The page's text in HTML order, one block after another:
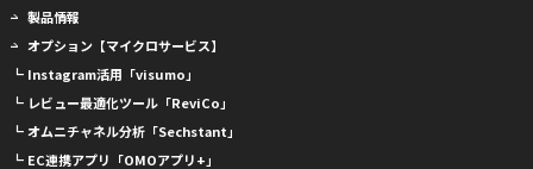
製品情報
オプション【マイクロサービス】
┗ Instagram活用「visumo」
┗ レビュー最適化ツール「ReviCo」
┗ オムニチャネル分析「Sechstant」
┗ EC連携アプリ「OMOアプリ+」